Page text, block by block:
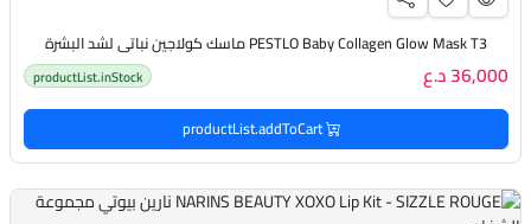
PESTLO Baby Collagen Glow Mask T3 ماسك كولاجين نباتي لشد البشرة
36,000 د.ع productList.inStock
productList.addToCart